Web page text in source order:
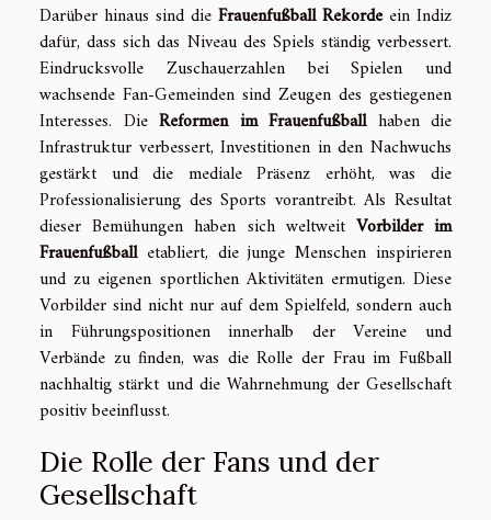
Darüber hinaus sind die Frauenfußball Rekordeein Indiz
dafür, dass sich das Niveau des Spiels ständig verbessert.
Eindrucksvolle Zuschauerzahlen bei Spielen und
wachsende Fan-Gemeinden sind Zeugen des gestiegenen
Interesses. Die Reformen im Frauenfußballhaben die
Infrastruktur verbessert, Investitionen in den Nachwuchs
gestärkt und die mediale Präsenz erhöht, was die
Professionalisierung des Sports vorantreibt. Als Resultat
dieser Bemühungen haben sich weltweit Vorbilder im
Frauenfußballetabliert, die junge Menschen inspirieren
und zu eigenen sportlichen Aktivitäten ermutigen. Diese
Vorbilder sind nicht nur auf dem Spielfeld, sondern auch
in Führungspositionen innerhalb der Vereine und
Verbände zu finden, was die Rolle der Frau im Fußball
nachhaltig stärkt und die Wahrnehmung der Gesellschaft
positiv beeinflusst.
Die Rolle der Fans und der
Gesellschaft